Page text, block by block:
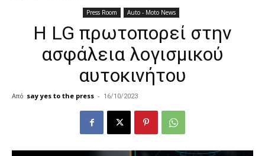
Press Room Auto - Moto News
Η LG πρωτοπορεί στην
ασφάλεια λογισμικού
αυτοκινήτου
Από say yes to the press - 16/10/2023